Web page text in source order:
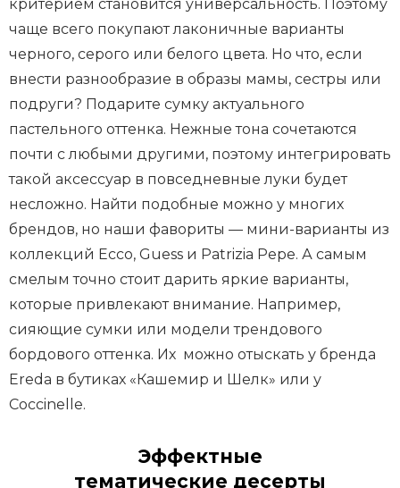
критерием становится универсальность. Поэтому
чаще всего покупают лаконичные варианты
черного, серого или белого цвета. Но что, если
внести разнообразие в образы мамы, сестры или
подруги? Подарите сумку актуального
пастельного оттенка. Нежные тона сочетаются
почти с любыми другими, поэтому интегрировать
такой аксессуар в повседневные луки будет
несложно. Найти подобные можно у многих
брендов, но наши фавориты — мини-варианты из
коллекций Ecco, Guess и Patrizia Pepe. А самым
смелым точно стоит дарить яркие варианты,
которые привлекают внимание. Например,
сияющие сумки или модели трендового
бордового оттенка. Их можно отыскать у бренда
Ereda в бутиках «Кашемир и Шелк» или у
Coccinelle.
Эффектные
тематические десерты